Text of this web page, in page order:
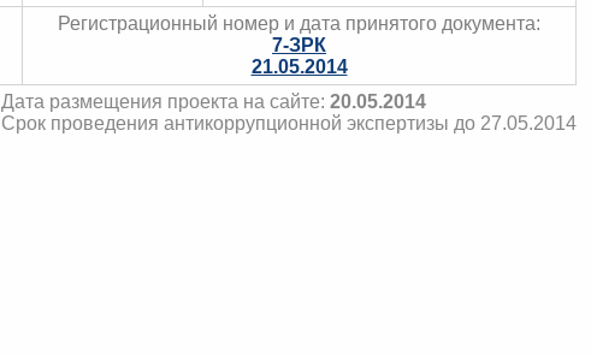
Регистрационный номер и дата принятого документа:
7-ЗРК
21.05.2014
Дата размещения проекта на сайте: 20.05.2014
Срок проведения антикоррупционной экспертизы до 27.05.2014